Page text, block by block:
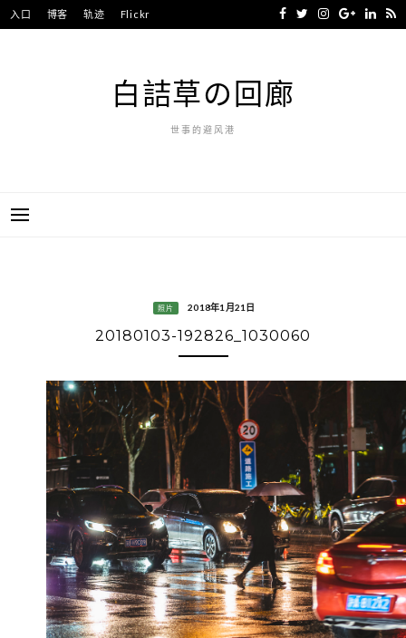
Skip
to
入口 博客 轨迹 Flickr
白詰草の回廊
世事的避风港
照片 2018年1月21日
20180103-192826_1030060